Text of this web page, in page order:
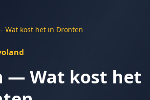
Wat kost het in Dronten
— Wat kost het